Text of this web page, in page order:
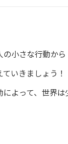
小さな行動から
いきましょう！
によって、世界